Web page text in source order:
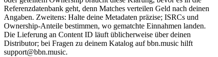
Referenzdatenbank geht, denn Matches verteilen Geld nach deinen
Angaben. Zweitens: Halte deine Metadaten präzise; ISRCs und
Ownership-Anteile bestimmen, wo gematchte Einnahmen landen.
Die Lieferung an Content ID läuft üblicherweise über deinen
Distributor; bei Fragen zu deinem Katalog auf bbn.music hilft
support@bbn.music.